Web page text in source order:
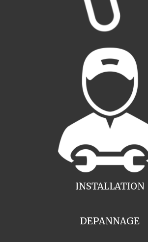
INSTALLATION
DEPANNAGE